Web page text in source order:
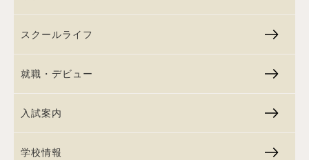
スクールライフ
就職・デビュー
入試案内
学校情報